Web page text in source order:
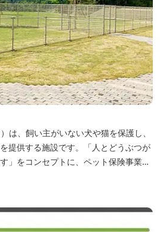
は、飼い主がいない犬や猫を保護し、
提供する施設です。「人とどうぶつが
」をコンセプトに、ペット保険事業を
します。また、本施設では、飼い主様
トを一時的にお預かりするペットホテ
々...